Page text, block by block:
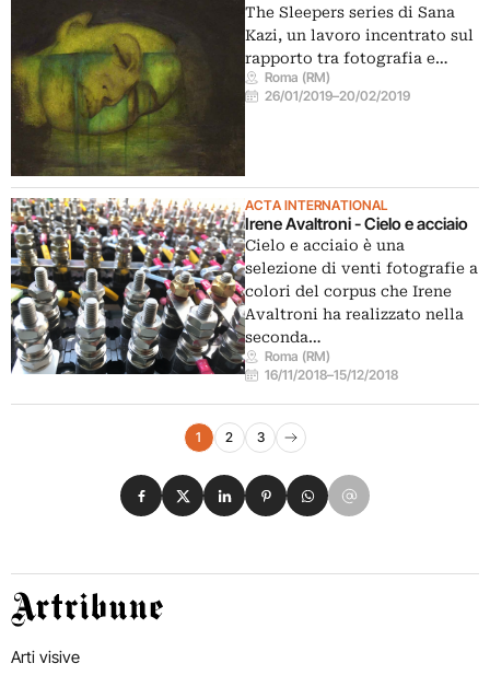
The Sleepers series di Sana
Kazi, un lavoro incentrato sul
rapporto tra fotografia e…
Roma (RM)
26/01/2019–20/02/2019
ACTA INTERNATIONAL
Irene Avaltroni - Cielo e acciaio
Cielo e acciaio è una
selezione di venti fotografie a
colori del corpus che Irene
Avaltroni ha realizzato nella
seconda…
Roma (RM)
16/11/2018–15/12/2018
Navigazione eventi
1 2 3
Pagina successiva
Condividi su Facebook
Condividi su X
Condividi su LinkedIn
Condividi su Pinterest
Condividi su WhatsApp
Condividi su Email
Artribune
Arti visive